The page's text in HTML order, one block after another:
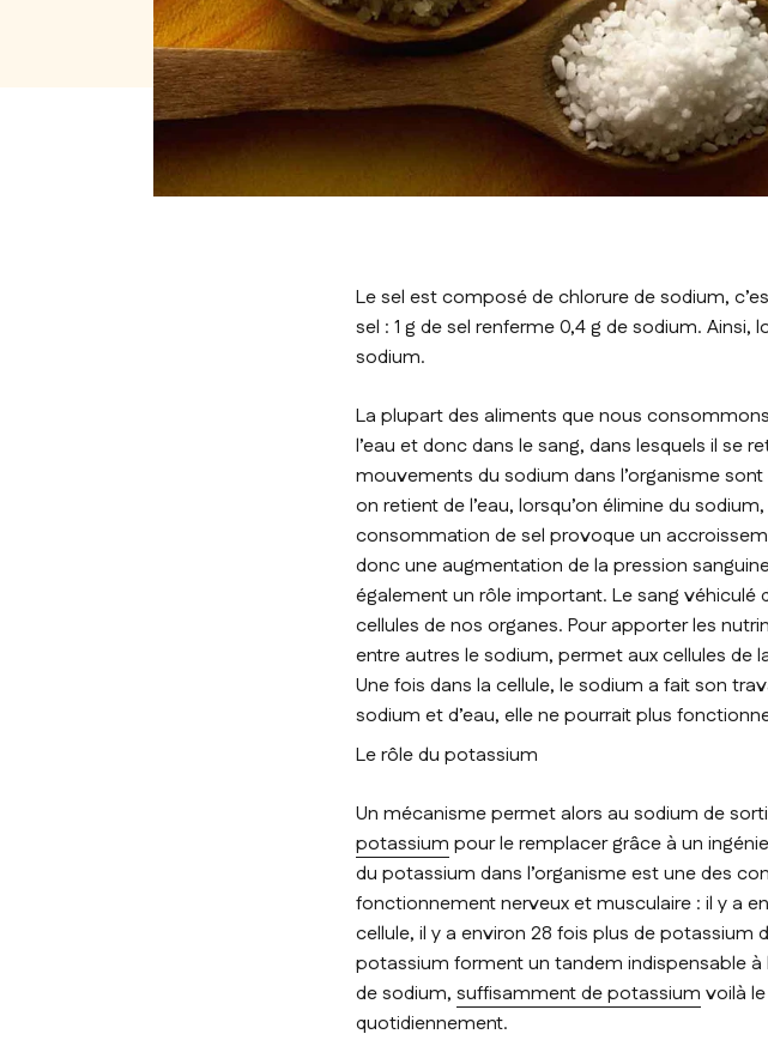
Le sel est composé de chlorure de sodium,
sel : 1 g de sel renferme 0,4 g de sodium. Ainsi,
sodium.
La plupart des aliments que nous
l’eau et donc dans le sang, dans lesquels il se
mouvements du sodium dans l’organisme
on retient de l’eau, lorsqu’on élimine du
consommation de sel provoque un
donc une augmentation de la pression
également un rôle important. Le sang
cellules de nos organes. Pour apporter les
entre autres le sodium, permet aux cellules de
Une fois dans la cellule, le sodium a fait son
sodium et d’eau, elle ne pourrait plus
Le rôle du potassium
Un mécanisme permet alors au sodium de
potassium pour le remplacer grâce à un
du potassium dans l’organisme est une des
fonctionnement nerveux et musculaire : il y a
cellule, il y a environ 28 fois plus de potassium
potassium forment un tandem indispensable à
de sodium, suffisamment de potassium voilà
quotidiennement.